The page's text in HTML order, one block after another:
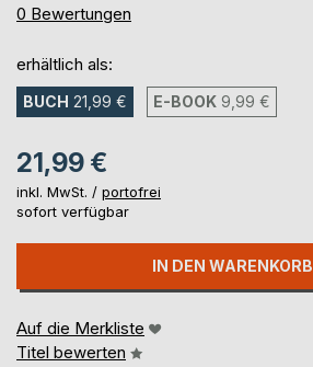
0%
0 Bewertungen
erhältlich als:
BUCH 21,99 € E-BOOK 9,99 €
21,99 €
inkl. MwSt. / portofrei
sofort verfügbar
IN DEN WARENKORB
Auf die Merkliste
Titel bewerten